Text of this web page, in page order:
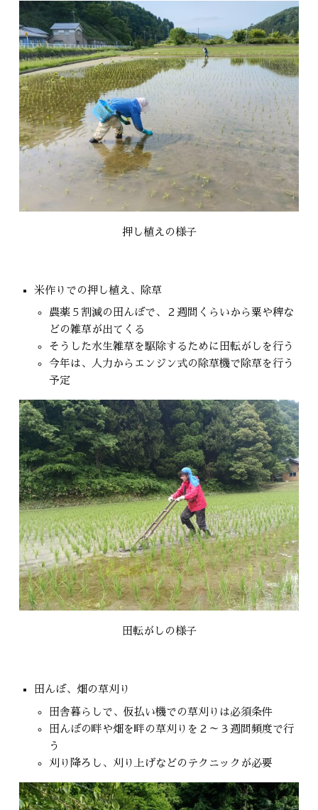
押し植えの様子
米作りでの押し植え、除草
農薬５割減の田んぼで、２週間くらいから粟や稗な
どの雑草が出てくる
そうした水生雑草を駆除するために田転がしを行う
今年は、人力からエンジン式の除草機で除草を行う
予定
田転がしの様子
田んぼ、畑の草刈り
田舎暮らしで、仮払い機での草刈りは必須条件
田んぼの畔や畑を畔の草刈りを２～３週間頻度で行
う
刈り降ろし、刈り上げなどのテクニックが必要